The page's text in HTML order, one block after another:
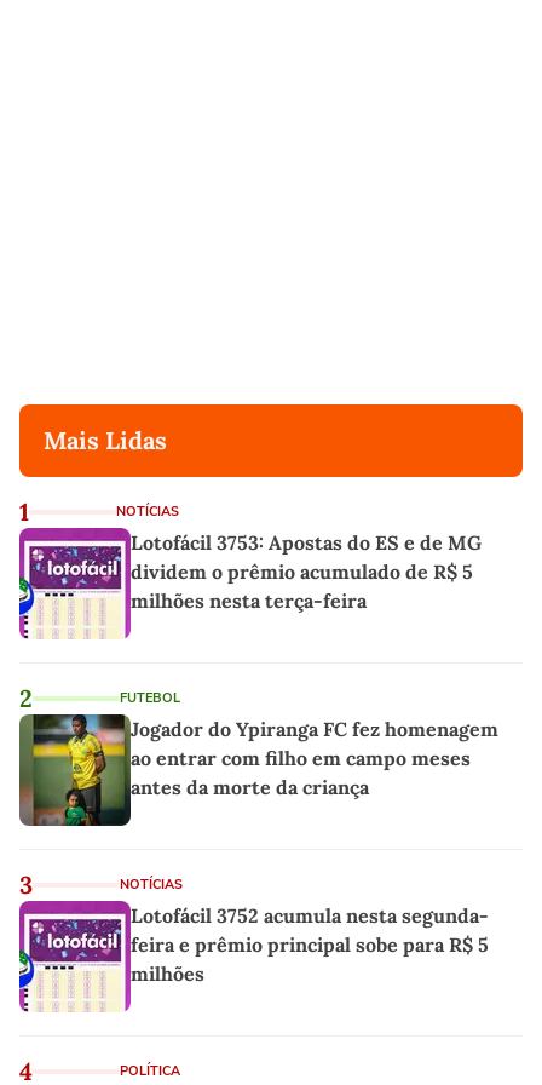
Mais Lidas
1 NOTÍCIAS
Lotofácil 3753: Apostas do ES e de MG
dividem o prêmio acumulado de R$ 5
milhões nesta terça-feira
2 FUTEBOL
Jogador do Ypiranga FC fez homenagem
ao entrar com filho em campo meses
antes da morte da criança
3 NOTÍCIAS
Lotofácil 3752 acumula nesta segunda-
feira e prêmio principal sobe para R$ 5
milhões
4 POLÍTICA